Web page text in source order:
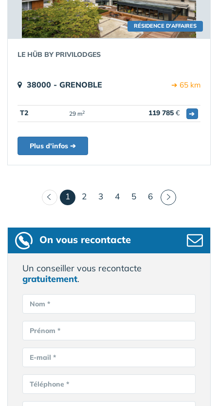
RÉSIDENCE D'AFFAIRES
LE HÜB BY PRIVILODGES
38000 - GRENOBLE ➔ 65 km
T2 29 m2 119 785 € ➔
Plus d'infos ➔
1 (courant)
2 3 4 5 6
On vous recontacte
Un conseiller vous recontacte
gratuitement.
Nom *
Prénom *
E-mail *
Téléphone *